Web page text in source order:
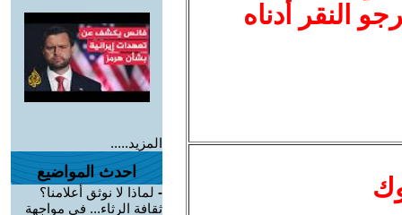
النقر أدناه
المزيد.....
احدث المواضيع
- لماذا لا نوثق أعلامنا؟
ثقافة الرثاء... في مواجهة